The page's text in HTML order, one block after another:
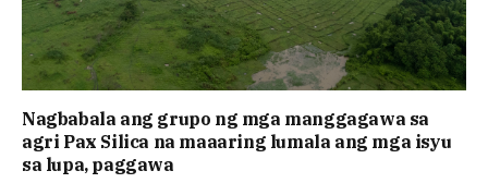
Nagbabala ang grupo ng mga manggagawa sa
agri Pax Silica na maaaring lumala ang mga isyu
sa lupa, paggawa